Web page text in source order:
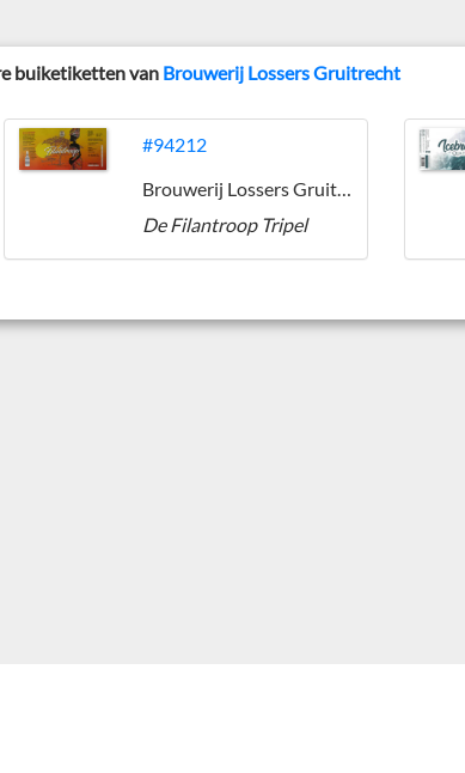
buiketiketten van Brouwerij Lossers Gruitrecht
#94212
Brouwerij Lossers Gruitrecht
De Filantroop Tripel